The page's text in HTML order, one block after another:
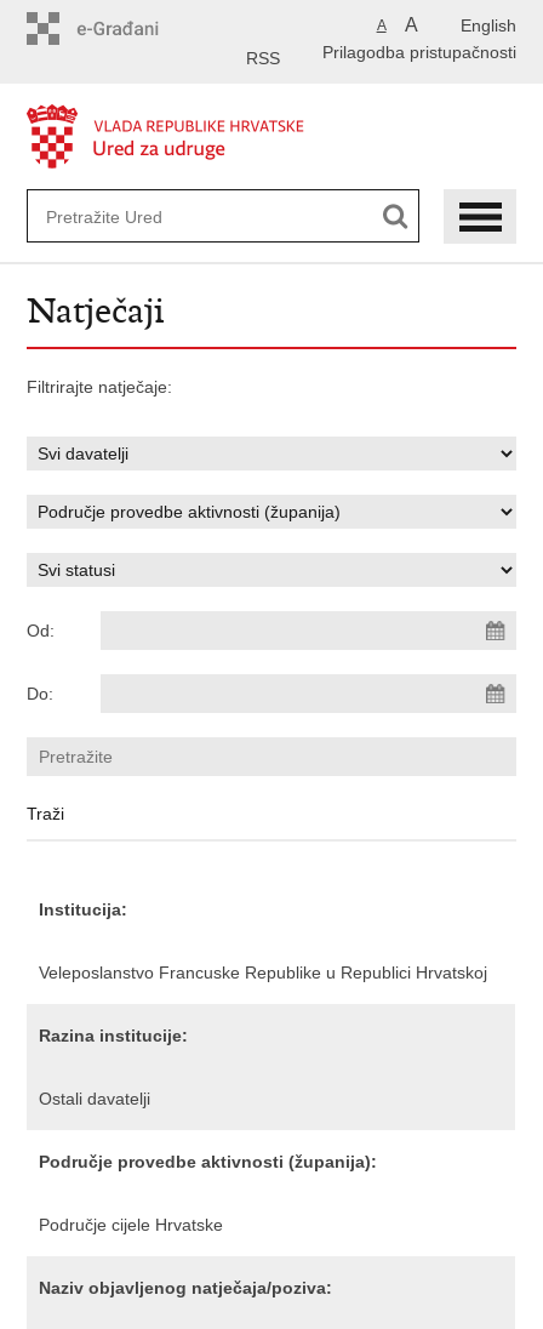
English
A A
Prilagodba pristupačnosti
RSS
Natječaji
Filtrirajte natječaje:
Od:
Do:
Institucija:
Veleposlanstvo Francuske Republike u Republici Hrvatskoj
Razina institucije:
Ostali davatelji
Područje provedbe aktivnosti (županija):
Područje cijele Hrvatske
Naziv objavljenog natječaja/poziva: